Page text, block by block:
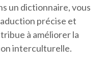
un dictionnaire, vous
précise et
à améliorer la
interculturelle.